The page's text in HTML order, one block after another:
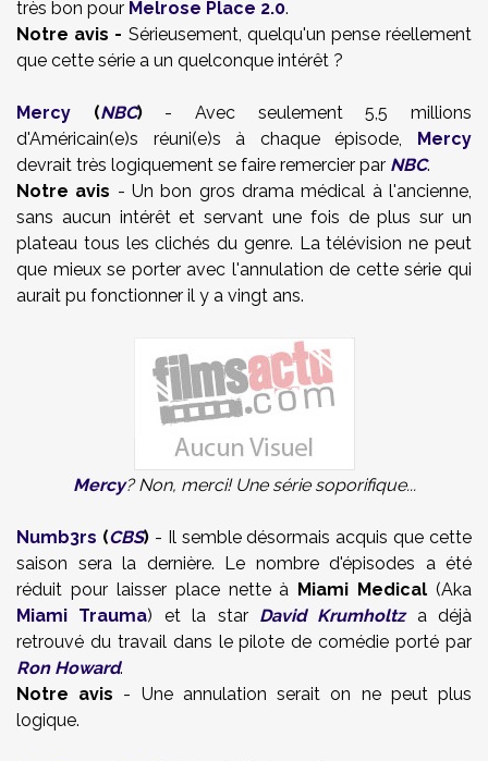
très bon pour Melrose Place 2.0.
Notre avis - Sérieusement, quelqu'un pense réellement
que cette série a un quelconque intérêt ?
Mercy (NBC)- Avec seulement 5,5 millions
d'Américain(e)s réuni(e)s à chaque épisode, Mercy
devrait très logiquement se faire remercier par NBC.
Notre avis - Un bon gros drama médical à l'ancienne,
sans aucun intérêt et servant une fois de plus sur un
plateau tous les clichés du genre. La télévision ne peut
que mieux se porter avec l'annulation de cette série qui
aurait pu fonctionner il y a vingt ans.
Mercy? Non, merci! Une série soporifique...
Numb3rs (CBS)- Il semble désormais acquis que cette
saison sera la dernière. Le nombre d'épisodes a été
réduit pour laisser place nette à Miami Medical (Aka
Miami Trauma) et la star David Krumholtza déjà
retrouvé du travail dans le pilote de comédie porté par
Ron Howard.
Notre avis - Une annulation serait on ne peut plus
logique.